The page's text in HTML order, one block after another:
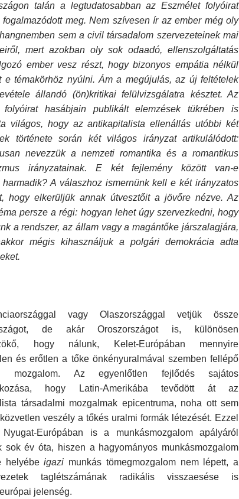
talán a legtudatosabban az Eszmélet folyóirat
fogalmazódott meg. Nem szívesen ír az ember még oly
sem a civil társadalom szervezeteinek mai
mert azokban oly sok odaadó, ellenszolgáltatás
ember vesz részt, hogy bizonyos empátia nélkül
e témakörhöz nyúlni. Ám a megújulás, az új feltételek
állandó (ön)kritikai felülvizsgálatra késztet. Az
folyóirat hasábjain publikált elemzések tükrében is
világos, hogy az antikapitalista ellenállás utóbbi két
története során két világos irányzat artikulálódott:
nevezzük a nemzeti romantika és a romantikus
irányzatainak. E két fejlemény között van-e
harmadik? A válaszhoz ismernünk kell e két irányzatos
hogy elkerüljük annak útvesztőit a jövőre nézve. Az
persze a régi: hogyan lehet úgy szervezkedni, hogy
a rendszer, az állam vagy a magántőke járszalagjára,
mégis kihasználjuk a polgári demokrácia adta
vagy Olaszországgal vetjük össze
de akár Oroszországot is, különösen
hogy nálunk, Kelet-Európában mennyire
és erőtlen a tőke önkényuralmával szemben fellépő
mozgalom. Az egyenlőtlen fejlődés sajátos
hogy Latin-Amerikába tevődött át az
társadalmi mozgalmak epicentruma, noha ott sem
veszély a tőkés uralmi formák létezését. Ezzel
Nyugat-Európában is a munkásmozgalom apályáról
sok év óta, hiszen a hagyományos munkásmozgalom
helyébeigazi munkás tömegmozgalom nem lépett, a
taglétszámának radikális visszaesése is
jelenség.